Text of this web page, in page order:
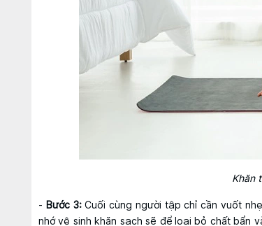
Khăn
- Bước 3:Cuối cùng người tập chỉ cần vuốt
nhớ vệ sinh khăn sạch sẽ để loại bỏ chất bẩn